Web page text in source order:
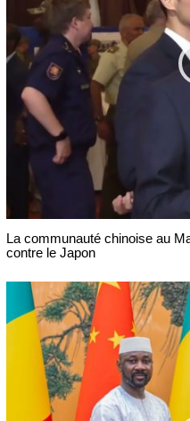
La communauté chinoise au
contre le Japon